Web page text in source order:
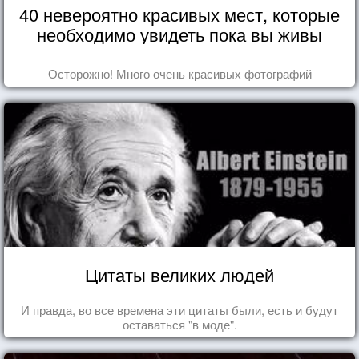
40 невероятно красивых мест, которые
необходимо увидеть пока вы живы
Осторожно! Много очень красивых фотографий
Цитаты великих людей
И правда, во все времена эти цитаты были, есть и будут
оставаться "в моде".